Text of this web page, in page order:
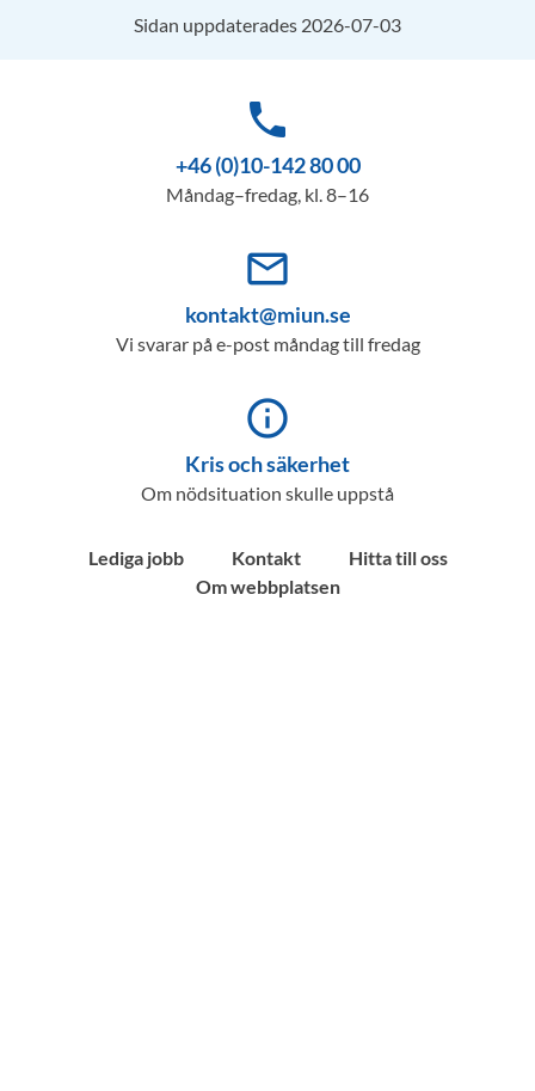
Sidan uppdaterades 2026-07-03
phone
+46 (0)10-142 80 00
Måndag–fredag, kl. 8–16
mail_outline
kontakt@miun.se
Vi svarar på e-post måndag till fredag
info_outline
Kris och säkerhet
Om nödsituation skulle uppstå
Lediga jobb Kontakt
Hitta till oss
Om webbplatsen